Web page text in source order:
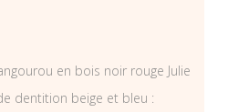
en bois noir rouge Julie
dentition beige et bleu :